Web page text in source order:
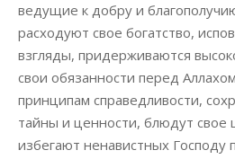
ведущие к добру и
расходуют свое богатство,
взгляды, придерживаются
свои обязанности перед
принципам справедливости,
тайны и ценности, блюдут свое
избегают ненавистных Господу